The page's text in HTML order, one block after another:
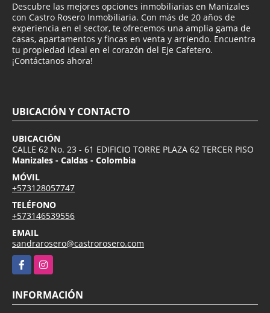
Descubre las mejores opciones inmobiliarias en Manizales
con Castro Rosero Inmobiliaria. Con más de 20 años de
experiencia en el sector, te ofrecemos una amplia gama de
casas, apartamentos y fincas en venta y arriendo. Encuentra
tu propiedad ideal en el corazón del Eje Cafetero.
¡Contáctanos ahora!
UBICACIÓN Y CONTACTO
UBICACIÓN
CALLE 62 No. 23 - 61 EDIFICIO TORRE PLAZA 62 TERCER PISO
Manizales - Caldas - Colombia
MÓVIL
+573128057747
TELÉFONO
+573146539556
EMAIL
sandrarosero@castrorosero.com
FacebookInstagram
INFORMACIÓN